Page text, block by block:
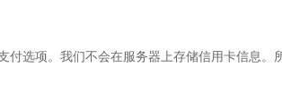
付选项。我们不会在服务器上存储信用卡信息